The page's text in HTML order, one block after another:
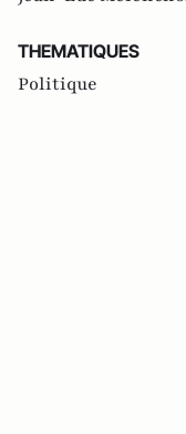
THEMATIQUES
Politique